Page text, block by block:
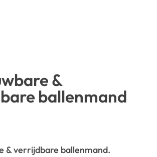
&
ballenmand
& verrijdbare ballenmand.